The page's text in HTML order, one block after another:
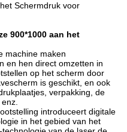
Schermdruk voor
900*1000 aan het
machine maken
en hen direct omzetten in
op het scherm door
is geschikt, en ook
verpakking, de
introduceert digitale
in het gebied van het